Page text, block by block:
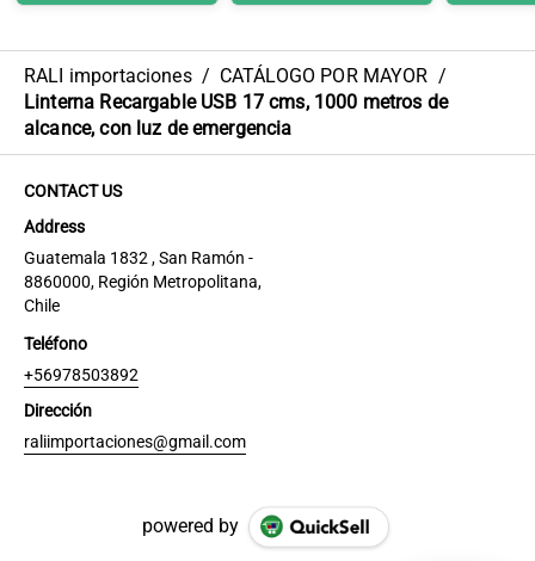
RALI importaciones / CATÁLOGO POR MAYOR /
Linterna Recargable USB 17 cms, 1000 metros de
alcance, con luz de emergencia
CONTACT US
Address
Guatemala 1832 , San Ramón -
8860000, Región Metropolitana,
Chile
Teléfono
+56978503892
Dirección
raliimportaciones@gmail.com
powered by